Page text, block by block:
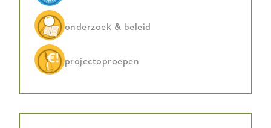
onderzoek & beleid
projectoproepen